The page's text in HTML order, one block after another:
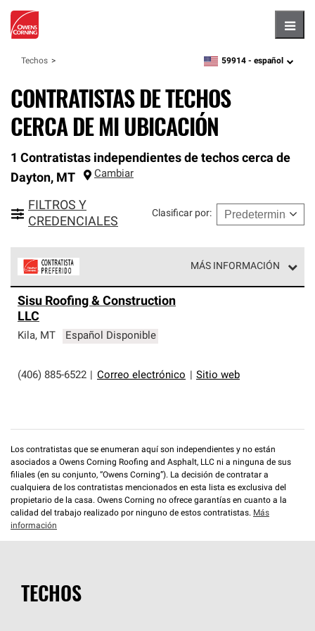
Techos zipcode,language
59914 - español
CONTRATISTAS DE TECHOS
CERCA DE MI UBICACIÓN
1 Contratistas independientes de techos cerca de
Dayton, MT Cambiar
FILTROS Y
CREDENCIALES
Clasificar por:
MÁS INFORMACIÓN
parte de una red exclusiva de profesionales de techos
que cumplen con altos estándares y requisitos estrictos
de profesionalismo y confiabilidad.
Sisu Roofing & Construction
LLC
Kila, MT Español Disponible
(406) 885-6522 Correo electrónico Sitio web
Los contratistas que se enumeran aquí son independientes y no están
asociados a Owens Corning Roofing and Asphalt, LLC ni a ninguna de sus
filiales (en su conjunto, “Owens Corning”). La decisión de contratar a
cualquiera de los contratistas mencionados en esta lista es exclusiva del
propietario de la casa. Owens Corning no ofrece garantías en cuanto a la
calidad del trabajo realizado por ninguno de estos contratistas. Más
información
TECHOS